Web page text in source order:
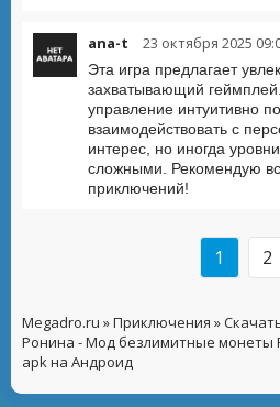
ana-t 23 октября 2025
Эта игра предлагает
захватывающий
управление интуитивно
взаимодействовать с
интерес, но иногда
сложными. Рекомендую
приключений!
1 2
Megadro.ru »Приключения »
Ронина - Мод безлимитные монеты
apk на Андроид